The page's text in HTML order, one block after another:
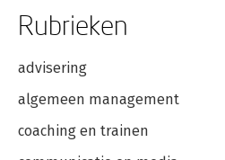
Rubrieken
advisering
algemeen management
coaching en trainen